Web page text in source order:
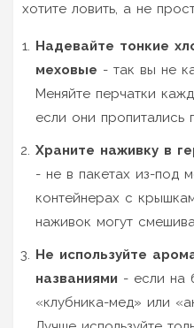
хотите ловить, а не
Надевайте тонкие
меховые - так вы не
Меняйте перчатки
если они пропитались
Храните наживку в
- не в пакетах из-под
контейнерах с
наживок могут
Не используйте
названиями - если на
«клубника-мед» или